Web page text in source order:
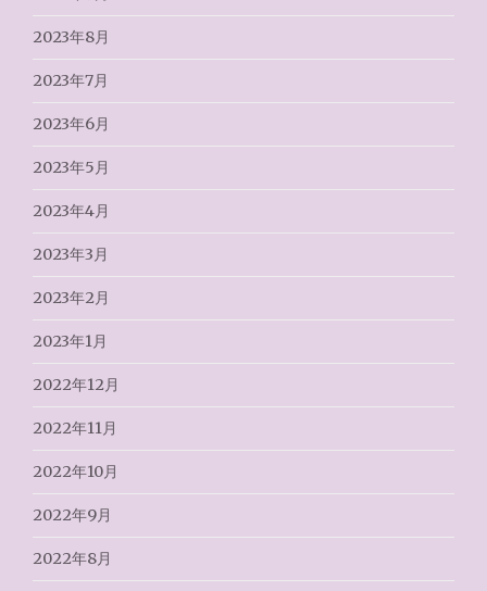
2023年8月
2023年7月
2023年6月
2023年5月
2023年4月
2023年3月
2023年2月
2023年1月
2022年12月
2022年11月
2022年10月
2022年9月
2022年8月